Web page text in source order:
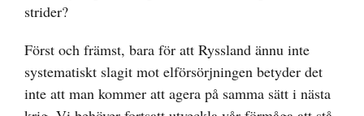
strider?
Först och främst, bara för att Ryssland ännu inte
systematiskt slagit mot elförsörjningen betyder det
inte att man kommer att agera på samma sätt i nästa